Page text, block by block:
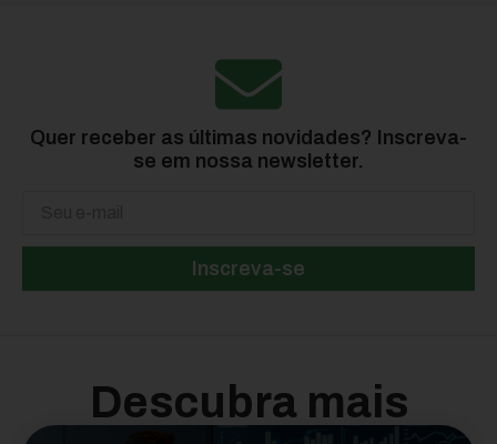
Quer receber as últimas novidades? Inscreva-
se em nossa newsletter.
Inscreva-se
Descubra mais